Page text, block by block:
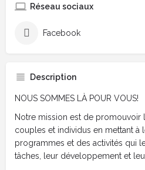
Réseau sociaux
Facebook
Description
NOUS SOMMES LÀ POUR VOUS!
Notre mission est de promouvoir
couples et individus en mettant à
programmes et des activités qui
tâches, leur développement et